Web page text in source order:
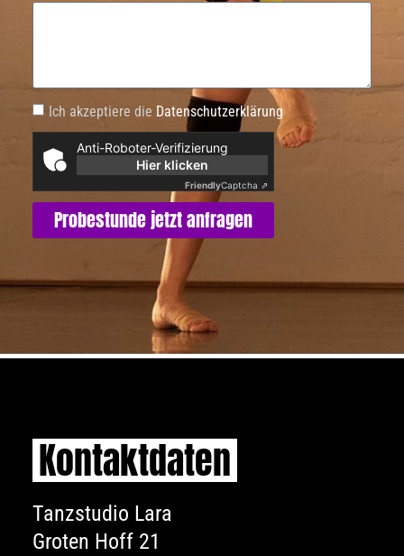
Ich akzeptiere die Datenschutzerklärung
Anti-Roboter-Verifizierung
Hier klicken
FriendlyCaptcha ⇗
Probestunde jetzt anfragen
Kontaktdaten
Tanzstudio Lara
Groten Hoff 21